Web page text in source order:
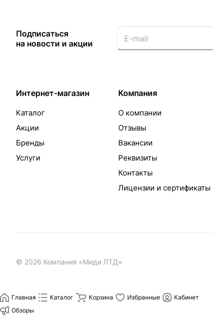
Подписаться
на новости и акции
Интернет-магазин
Каталог
Акции
Бренды
Услуги
Компания
О компании
Отзывы
Вакансии
Реквизиты
Контакты
Лицензии и сертификаты
© 2026 Компания «Миди ЛТД»
Главная Каталог Корзина Избранные Кабинет
Обзоры